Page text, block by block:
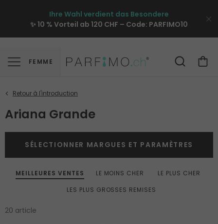
Ihre Wahl verdient das Besondere
✨ 10 % Vorteil ab 120 CHF – Code: PARFIMO10
FEMME
Ariana Grande
MEILLEURES VENTES LE MOINS CHER
LE PLUS CHER
LES PLUS GROSSES REMISES
20 article
SÉLECTIONNER MARGUES ET PARAMÈTRES